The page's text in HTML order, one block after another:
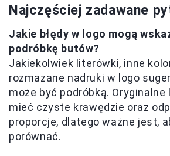
Najczęściej zadawane
Jakie błędy w logo mogą
podróbkę butów?
Jakiekolwiek literówki, inne
rozmazane nadruki w logo
może być podróbką. Oryginalne
mieć czyste krawędzie oraz
proporcje, dlatego ważne jest,
porównać.